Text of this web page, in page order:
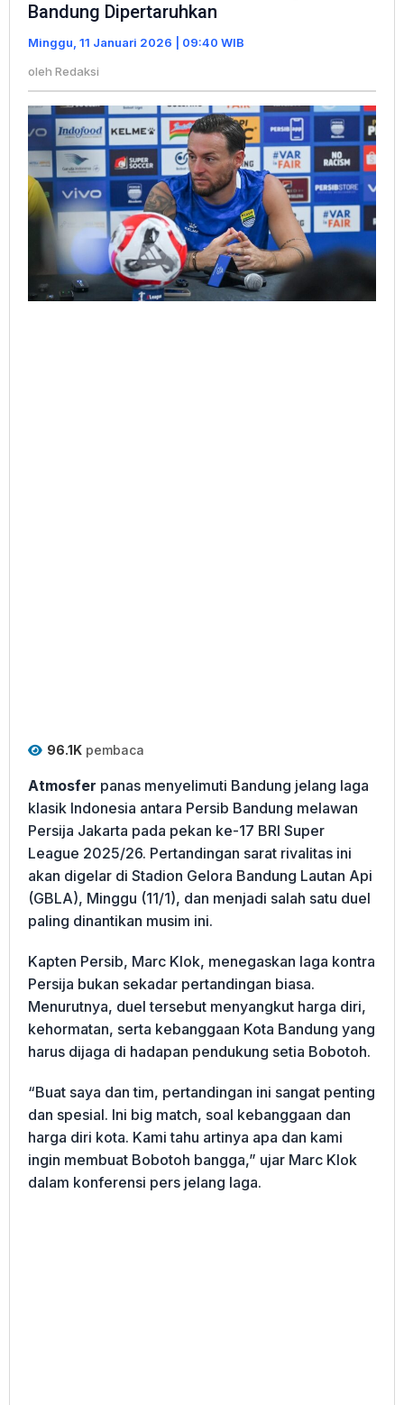
Marc
Klok:
Diri
Bandung
Dipertaruhkan
Bandung Dipertaruhkan
Minggu, 11 Januari 2026 | 09:40 WIB
oleh Redaksi
96.1K pembaca
Atmosfer panas menyelimuti Bandung jelang laga
klasik Indonesia antara Persib Bandung melawan
Persija Jakarta pada pekan ke-17 BRI Super
League 2025/26. Pertandingan sarat rivalitas ini
akan digelar di Stadion Gelora Bandung Lautan Api
(GBLA), Minggu (11/1), dan menjadi salah satu duel
paling dinantikan musim ini.
Kapten Persib, Marc Klok, menegaskan laga kontra
Persija bukan sekadar pertandingan biasa.
Menurutnya, duel tersebut menyangkut harga diri,
kehormatan, serta kebanggaan Kota Bandung yang
harus dijaga di hadapan pendukung setia Bobotoh.
“Buat saya dan tim, pertandingan ini sangat penting
dan spesial. Ini big match, soal kebanggaan dan
harga diri kota. Kami tahu artinya apa dan kami
ingin membuat Bobotoh bangga,” ujar Marc Klok
dalam konferensi pers jelang laga.